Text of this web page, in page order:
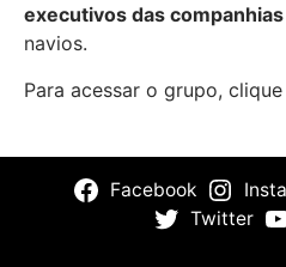
executivos das companhias
navios.
Para acessar o grupo,
Facebook
Twitter